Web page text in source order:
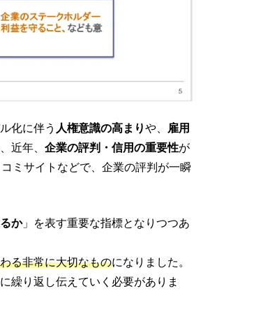
化に伴う 人権意識の高まりや、
雇用
近年、 企業の評判・信用の重要性が
ミサイトなどで、企業の評判が一瞬
か」を表す重要な指標となりつつあ
る非常に大切なものになりました。
繰り返し伝えていく必要がありま